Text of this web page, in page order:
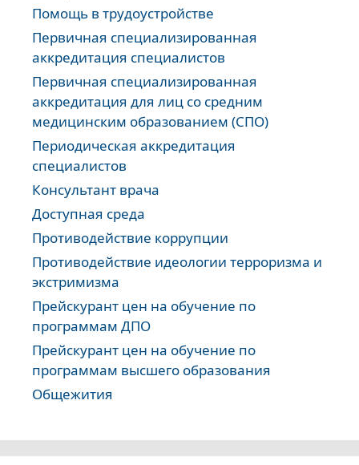
Помощь в трудоустройстве
Первичная специализированная
аккредитация специалистов
Первичная специализированная
аккредитация для лиц со средним
медицинским образованием (СПО)
Периодическая аккредитация
специалистов
Консультант врача
Доступная среда
Противодействие коррупции
Противодействие идеологии терроризма и
экстримизма
Прейскурант цен на обучение по
программам ДПО
Прейскурант цен на обучение по
программам высшего образования
Общежития